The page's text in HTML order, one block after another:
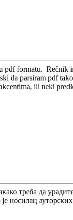
formatu. Rečnik
da parsiram pdf
ili neki
треба да
носилац